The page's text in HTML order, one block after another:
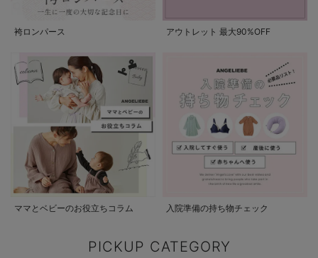
袴ロンパース アウトレット 最大90%OFF
ママとベビーのお役立ちコラム 入院準備の持ち物チェック
PICKUP CATEGORY